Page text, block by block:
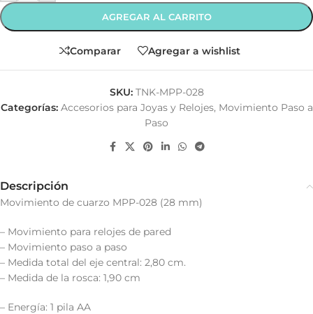
AGREGAR AL CARRITO
Comparar Agregar a wishlist
SKU: TNK-MPP-028
Categorías: Accesorios para Joyas y Relojes, Movimiento Paso a
Paso
Descripción
Movimiento de cuarzo MPP-028 (28 mm)
– Movimiento para relojes de pared
– Movimiento paso a paso
– Medida total del eje central: 2,80 cm.
– Medida de la rosca: 1,90 cm
– Energía: 1 pila AA